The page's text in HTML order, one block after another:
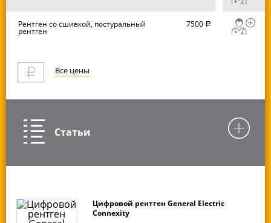
Рентген со сшивкой, постуральный
рентген
7500 руб.
Все цены
Статьи
Цифровой рентген General Electric
Connexity